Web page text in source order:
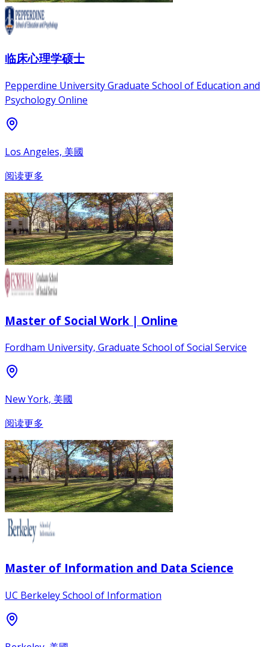
临床心理学硕士
Pepperdine University Graduate School of Education and
Psychology Online
Los Angeles, 美國
阅读更多
Master of Social Work | Online
Fordham University, Graduate School of Social Service
New York, 美國
阅读更多
Master of Information and Data Science
UC Berkeley School of Information